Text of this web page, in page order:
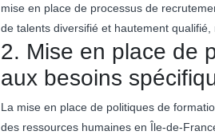
mise en place de processus de
de talents diversifié et hautement
2. Mise en place de
aux besoins
La mise en place de politiques de
des ressources humaines en Île-de-